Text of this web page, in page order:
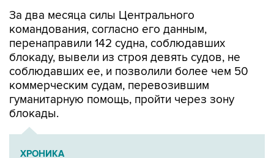
За два месяца силы Центрального
командования, согласно его данным,
перенаправили 142 судна, соблюдавших
блокаду, вывели из строя девять судов, не
соблюдавших ее, и позволили более чем 50
коммерческим судам, перевозившим
гуманитарную помощь, пройти через зону
блокады.
ХРОНИКА